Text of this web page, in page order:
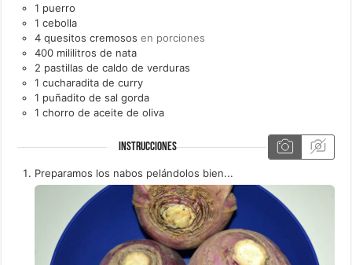
1 puerro
1 cebolla
4 quesitos cremosos en porciones
400 mililitros de nata
2 pastillas de caldo de verduras
1 cucharadita de curry
1 puñadito de sal gorda
1 chorro de aceite de oliva
INSTRUCCIONES
Preparamos los nabos pelándolos bien...